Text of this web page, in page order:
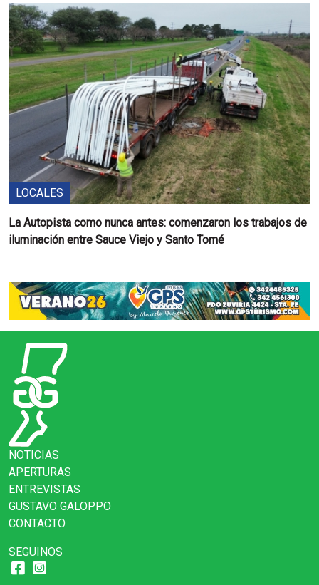
LOCALES
La Autopista como nunca antes: comenzaron los trabajos de
iluminación entre Sauce Viejo y Santo Tomé
NOTICIAS
APERTURAS
ENTREVISTAS
GUSTAVO GALOPPO
CONTACTO
SEGUINOS